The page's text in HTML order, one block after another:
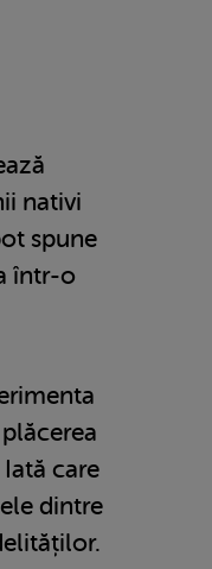
nativi
spune
într-o
care
dintre